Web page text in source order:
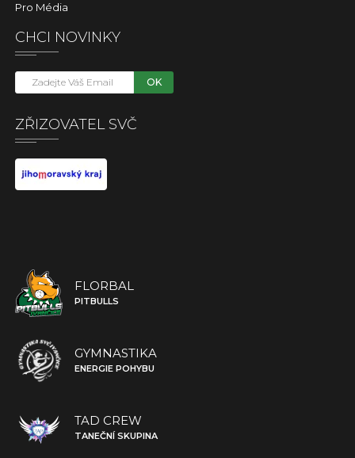
Pro Média
CHCI NOVINKY
OK
ZŘIZOVATEL SVČ
FLORBAL
PITBULLS
GYMNASTIKA
ENERGIE POHYBU
TAD CREW
TANEČNÍ SKUPINA